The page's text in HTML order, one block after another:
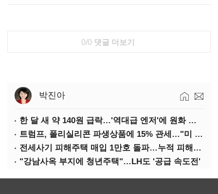
0/0 댓글 더보기
박진아
한 달 새 약 140원 급락…'역대급 엔저'에 원화 변곡점
트럼프, 폴리실리콘 파생상품에 15% 관세…"미 산업 재건"
전세사기 피해주택 매입 1만호 돌파…누적 피해자 4만278명
"강남사옥 부지에 청년주택"…LH도 '공급 속도전'